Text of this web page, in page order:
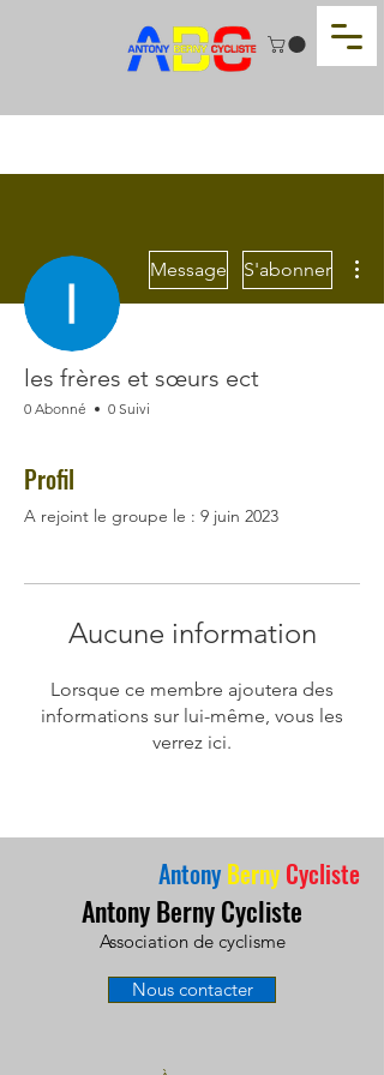
Message S'abonner
les frères et sœurs ect
0 Abonné 0 Suivi
Profil
A rejoint le groupe le : 9 juin 2023
Aucune information
Lorsque ce membre ajoutera des
informations sur lui-même, vous les
verrez ici.
Antony Berny Cycliste
Antony Berny Cycliste
Association de cyclisme
Nous contacter